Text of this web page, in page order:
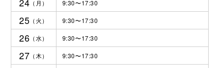
9:30〜17:30
25 9:30〜17:30
26 9:30〜17:30
27 9:30〜17:30